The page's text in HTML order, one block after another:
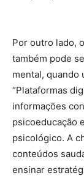
Por outro lado,
também pode
mental, quando
“Plataformas
informações
psicoeducação
psicológico. A
conteúdos
ensinar